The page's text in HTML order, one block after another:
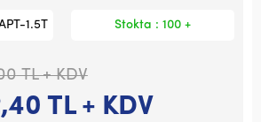
1.5T Stokta : 100 +
TL + KDV
TL + KDV